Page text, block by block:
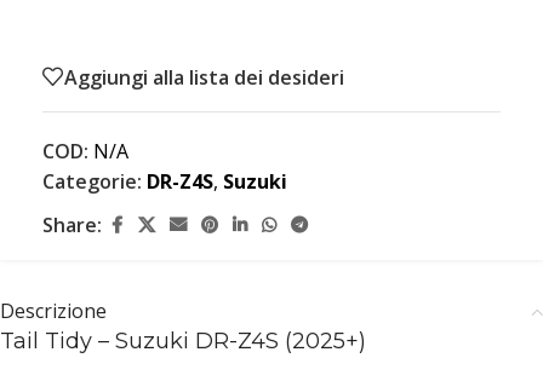
Aggiungi alla lista dei desideri
COD: N/A
Categorie: DR-Z4S, Suzuki
Share:
Descrizione
Tail Tidy – Suzuki DR-Z4S (2025+)